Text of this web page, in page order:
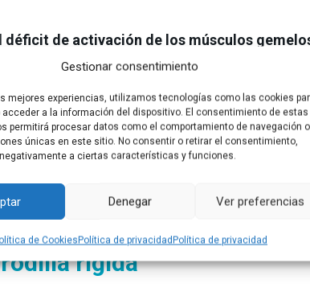
Gestionar consentimiento
mejores experiencias, utilizamos tecnologías como las cookies
a la información del dispositivo. El consentimiento de estas
permitirá procesar datos como el comportamiento de navegación o
únicas en este sitio. No consentir o retirar el consentimiento,
a ciertas características y funciones.
Denegar Ver preferencias
de CookiesPolítica de privacidad Política de privacidad
déficit de activación de los músculos
con ictus. Los músculos gemelos son
la capacidad del paciente para impulsar la
puede aumentar aún más la carga en el recto
ictus con patrón de rodilla rígida
la valoración que puedes hacer de este
rígida